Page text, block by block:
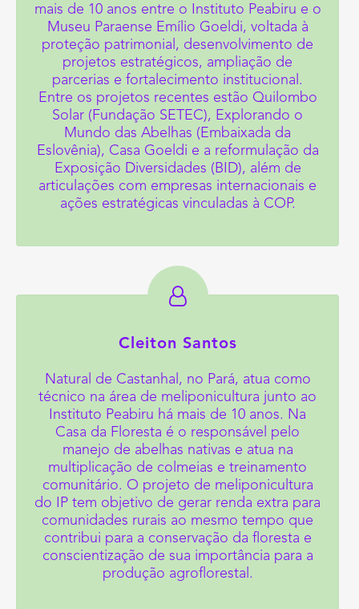
mais de 10 anos entre o Instituto Peabiru e o
Museu Paraense Emílio Goeldi, voltada à
proteção patrimonial, desenvolvimento de
projetos estratégicos, ampliação de
parcerias e fortalecimento institucional.
Entre os projetos recentes estão Quilombo
Solar (Fundação SETEC), Explorando o
Mundo das Abelhas (Embaixada da
Eslovênia), Casa Goeldi e a reformulação da
Exposição Diversidades (BID), além de
articulações com empresas internacionais e
ações estratégicas vinculadas à COP.
Cleiton Santos
Natural de Castanhal, no Pará, atua como
técnico na área de meliponicultura junto ao
Instituto Peabiru há mais de 10 anos. Na
Casa da Floresta é o responsável pelo
manejo de abelhas nativas e atua na
multiplicação de colmeias e treinamento
comunitário. O projeto de meliponicultura
do IP tem objetivo de gerar renda extra para
comunidades rurais ao mesmo tempo que
contribui para a conservação da floresta e
conscientização de sua importância para a
produção agroflorestal.